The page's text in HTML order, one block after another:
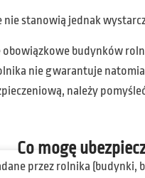
nie stanowią jednak
obowiązkowe budynków
nie gwarantuje
należy
Co mogę
przez rolnika (budynki,